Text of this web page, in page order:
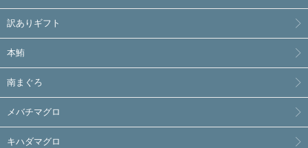
訳ありギフト
本鮪
南まぐろ
メバチマグロ
キハダマグロ